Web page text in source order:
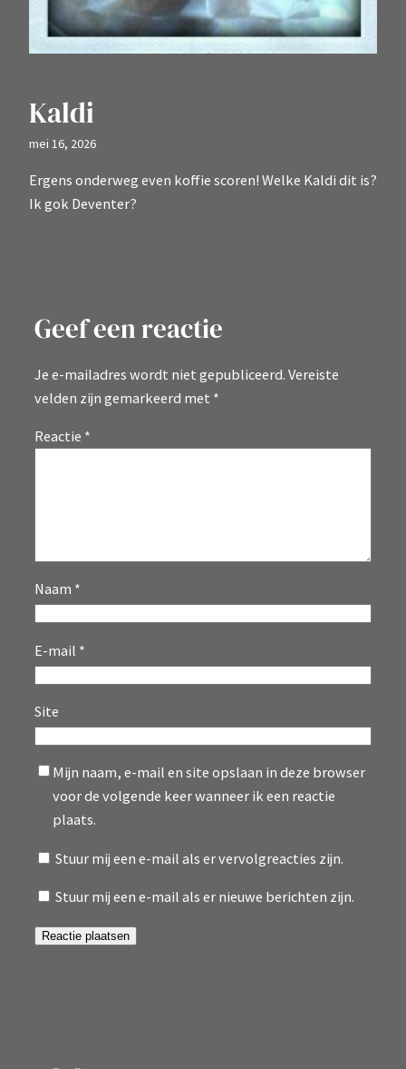
Kaldi
mei 16, 2026
Ergens onderweg even koffie scoren! Welke Kaldi dit is?
Ik gok Deventer?
Geef een reactie
Je e-mailadres wordt niet gepubliceerd. Vereiste
velden zijn gemarkeerd met *
Reactie *
Naam *
E-mail *
Site
Mijn naam, e-mail en site opslaan in deze browser
voor de volgende keer wanneer ik een reactie
plaats.
Stuur mij een e-mail als er vervolgreacties zijn.
Stuur mij een e-mail als er nieuwe berichten zijn.